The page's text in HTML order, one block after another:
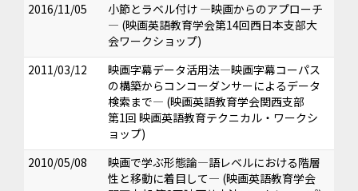
2016/11/05
小節とラベル付け ―映画からのアプローチ
― (映画英語教育学会第14回西日本支部大
会ワークショップ)
2011/03/12
映画字幕データ活用法―映画字幕コーパス
の構築からコンコーダンサーによるデータ
検索まで― (映画英語教育学会関西支部
第1回 映画英語教育テクニカル・ワークシ
ョップ)
2010/05/08
映画で学ぶ形態論―語レベルにおける階層
性と移動に着目して― (映画英語教育学会